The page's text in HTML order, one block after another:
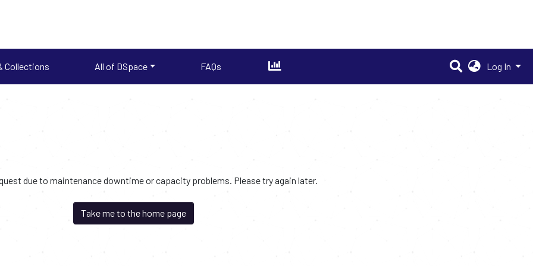
Collections All of DSpace FAQs Log In
due to maintenance downtime or capacity problems. Please try again later.
Take me to the home page